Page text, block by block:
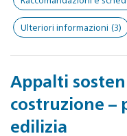
Ulteriori informazioni (3)
Appalti
costruzione –
edilizia